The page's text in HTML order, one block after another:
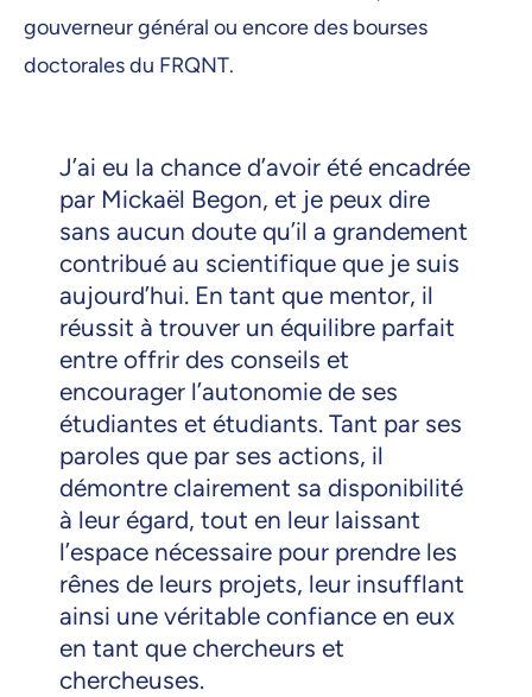
gouverneur général ou encore des bourses
doctorales du FRQNT.
J’ai eu la chance d’avoir été encadrée
par Mickaël Begon, et je peux dire
sans aucun doute qu’il a grandement
contribué au scientifique que je suis
aujourd’hui. En tant que mentor, il
réussit à trouver un équilibre parfait
entre offrir des conseils et
encourager l’autonomie de ses
étudiantes et étudiants. Tant par ses
paroles que par ses actions, il
démontre clairement sa disponibilité
à leur égard, tout en leur laissant
l’espace nécessaire pour prendre les
rênes de leurs projets, leur insufflant
ainsi une véritable confiance en eux
en tant que chercheurs et
chercheuses.